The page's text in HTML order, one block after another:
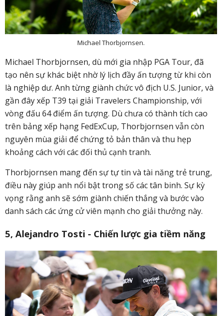
Michael Thorbjornsen.
Michael Thorbjornsen, dù mới gia nhập PGA Tour, đã
tạo nên sự khác biệt nhờ lý lịch đầy ấn tượng từ khi còn
là nghiệp dư. Anh từng giành chức vô địch U.S. Junior, và
gần đây xếp T39 tại giải Travelers Championship, với
vòng đấu 64 điểm ấn tượng. Dù chưa có thành tích cao
trên bảng xếp hạng FedExCup, Thorbjornsen vẫn còn
nguyên mùa giải để chứng tỏ bản thân và thu hẹp
khoảng cách với các đối thủ cạnh tranh.
Thorbjornsen mang đến sự tự tin và tài năng trẻ trung,
điều này giúp anh nổi bật trong số các tân binh. Sự kỳ
vọng rằng anh sẽ sớm giành chiến thắng và bước vào
danh sách các ứng cử viên mạnh cho giải thưởng này.
5, Alejandro Tosti - Chiến lược gia tiềm năng